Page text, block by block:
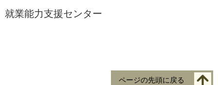
就業能力支援センター
ページの先頭に戻る